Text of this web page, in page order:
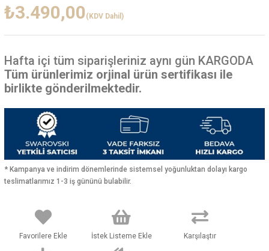
₺3.490,00 (KDV Dahil)
Hafta içi tüm siparişleriniz aynı gün KARGODA
Tüm ürünlerimiz orjinal ürün sertifikası ile
birlikte gönderilmektedir.
* Kampanya ve indirim dönemlerinde sistemsel yoğunluktan dolayı kargo
teslimatlarımız 1-3 iş gününü bulabilir.
Favorilere Ekle İstek Listeme Ekle Karşılaştır